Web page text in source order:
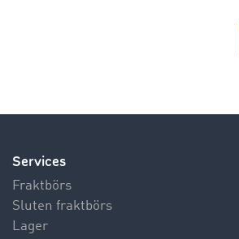
Services
Fraktbörs
Sluten fraktbörs
Lager